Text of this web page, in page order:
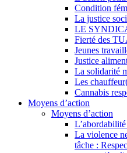
Condition
La justice
LE
Fierté des
Jeunes
Justice
La solidarité
Les
Cannabis
Moyens d’action
Moyens d’action
La violence
tâche :